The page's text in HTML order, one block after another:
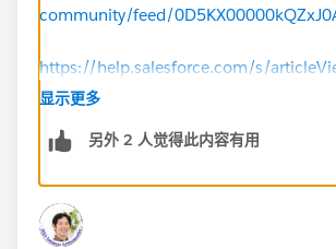
community/feed/
https://help.salesforce.com/s/
id=001458170&type=1
显示更多
另外 2 人觉得此内容有用